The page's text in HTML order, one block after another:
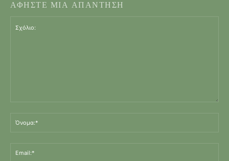
ΑΦΗΣΤΕ ΜΙΑ ΑΠΑΝΤΗΣΗ